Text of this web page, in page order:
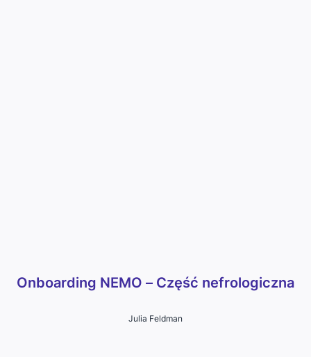
Onboarding NEMO – Część nefrologiczna
Julia Feldman